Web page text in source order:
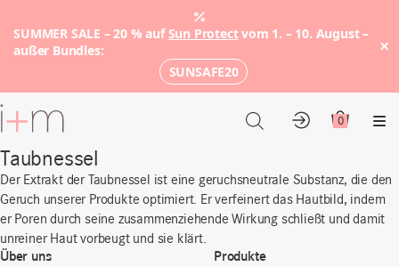
SUMMER SALE – 20 % aufSun Protectvom 1. – 10. August –
außer Bundles:
SUNSAFE20
×
Zum
Hauptinhalt
Konto 0
Taubnessel
Der Extrakt der Taubnessel ist eine geruchsneutrale Substanz, die den
Geruch unserer Produkte optimiert. Er verfeinert das Hautbild, indem
er Poren durch seine zusammenziehende Wirkung schließt und damit
unreiner Haut vorbeugt und sie klärt.
Über uns Produkte